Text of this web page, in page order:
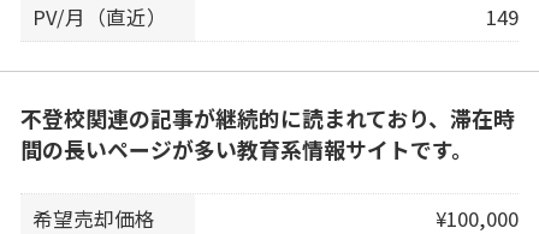
PV/月（直近）
149
不登校関連の記事が継続的に読まれており、滞在時
間の長いページが多い教育系情報サイトです。
希望売却価格
¥100,000